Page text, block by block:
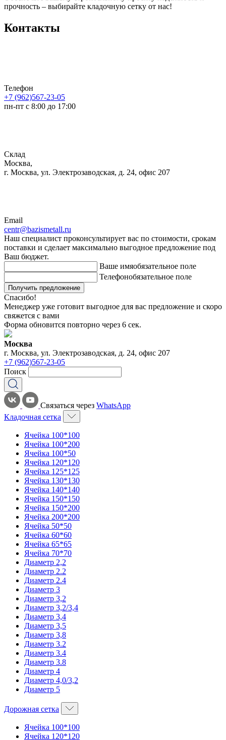
прочность – выбирайте кладочную сетку от нас!
Контакты
Телефон
+7 (962)567-23-05
пн-пт с 8:00 до 17:00
Склад
Москва,
г. Москва, ул. Электрозаводская, д. 24, офис 207
Email
centr@bazismetall.ru
Наш специалист проконсультирует вас по стоимости, срокам
поставки и сделает максимально выгодное предложение под
Ваш бюджет.
Ваше имяобязательное поле
Телефонобязательное поле
Получить предложение
Спасибо!
Менеджер уже готовит выгодное для вас предложение и скоро
свяжется с вами
Форма обновится повторно через 6 сек.
Москва
г. Москва, ул. Электрозаводская, д. 24, офис 207
+7 (962)567-23-05
Поиск
Связаться через WhatsApp
Кладочная сетка
Ячейка 100*100
Ячейка 100*200
Ячейка 100*50
Ячейка 120*120
Ячейка 125*125
Ячейка 130*130
Ячейка 140*140
Ячейка 150*150
Ячейка 150*200
Ячейка 200*200
Ячейка 50*50
Ячейка 60*60
Ячейка 65*65
Ячейка 70*70
Диаметр 2,2
Диаметр 2.2
Диаметр 2.4
Диаметр 3
Диаметр 3,2
Диаметр 3,2/3,4
Диаметр 3,4
Диаметр 3,5
Диаметр 3,8
Диаметр 3.2
Диаметр 3.4
Диаметр 3.8
Диаметр 4
Диаметр 4,0/3,2
Диаметр 5
Дорожная сетка
Ячейка 100*100
Ячейка 120*120